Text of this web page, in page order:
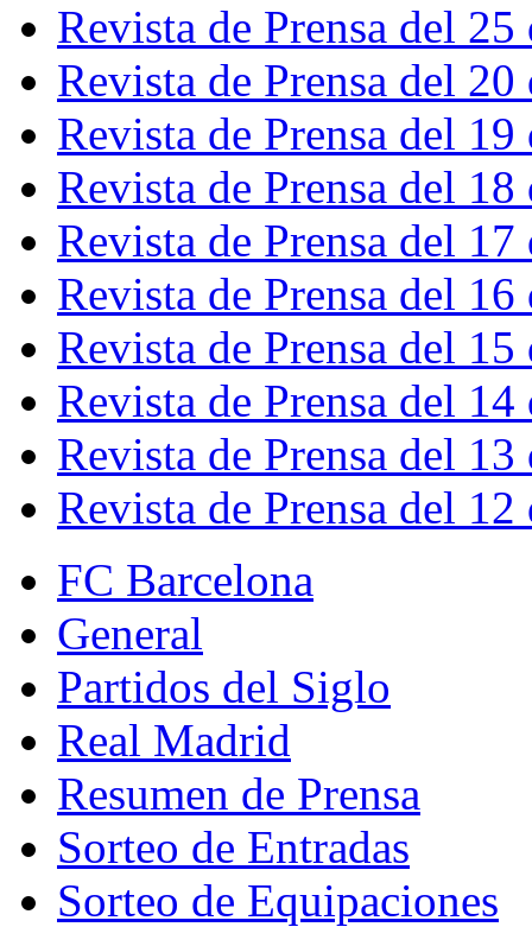
Revista de Prensa del
Revista de Prensa del
Revista de Prensa del
Revista de Prensa del
Revista de Prensa del
Revista de Prensa del
Revista de Prensa del
Revista de Prensa del
Revista de Prensa del
Revista de Prensa del
FC Barcelona
General
Partidos del Siglo
Real Madrid
Resumen de Prensa
Sorteo de Entradas
Sorteo de Equipaciones